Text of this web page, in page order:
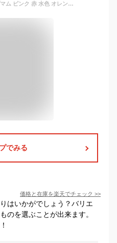
髪飾り 浴衣 七五三 クリップマム ピンク 赤 水色 オレンジ 白 紫 下がり飾り付 和装 小花 プチ飾り ヘアアクセサリー かみかざり 送料無料
でみる
価格と在庫を楽天でチェック >>
はいかがでしょう？バリエ
のを選ぶことが出来ます。